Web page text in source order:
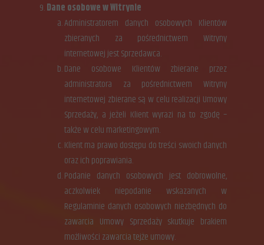
Dane osobowe w Witrynie
Administratorem danych osobowych Klientów
zbieranych za pośrednictwem Witryny
internetowej jest Sprzedawca.
Dane osobowe Klientów zbierane przez
administratora za pośrednictwem Witryny
internetowej zbierane są w celu realizacji Umowy
Sprzedaży, a jeżeli Klient wyrazi na to zgodę –
także w celu marketingowym.
Klient ma prawo dostępu do treści swoich danych
oraz ich poprawiania.
Podanie danych osobowych jest dobrowolne,
aczkolwiek niepodanie wskazanych w
Regulaminie danych osobowych niezbędnych do
zawarcia Umowy Sprzedaży skutkuje brakiem
możliwości zawarcia tejże umowy.